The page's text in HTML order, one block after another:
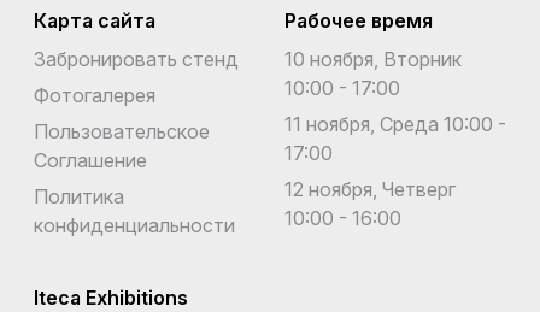
Карта сайта
Забронировать стенд
Фотогалерея
Пользовательское
Соглашение
Политика
конфиденциальности
Рабочее время
10 ноября, Вторник
10:00 - 17:00
11 ноября, Среда 10:00 -
17:00
12 ноября, Четверг
10:00 - 16:00
Iteca Exhibitions